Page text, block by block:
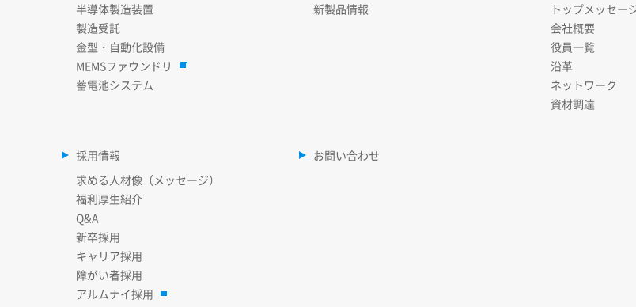
半導体製造装置
製造受託
金型・自動化設備
MEMSファウンドリ
蓄電池システム
新製品情報
トップメッセー
会社概要
役員一覧
沿革
ネットワーク
資材調達
採用情報
求める人材像（メッセージ）
福利厚生紹介
Q&A
新卒採用
キャリア採用
障がい者採用
アルムナイ採用
お問い合わせ